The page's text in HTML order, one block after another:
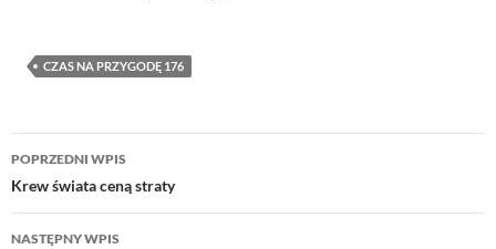
CZAS NA PRZYGODĘ 176
Nawigacja
wpisu
POPRZEDNI WPIS
Krew świata ceną straty
NASTĘPNY WPIS